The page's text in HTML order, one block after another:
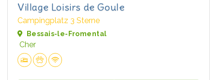
Village Loisirs de Goule
Campingplatz 3 Sterne
Bessais-le-Fromental
Cher